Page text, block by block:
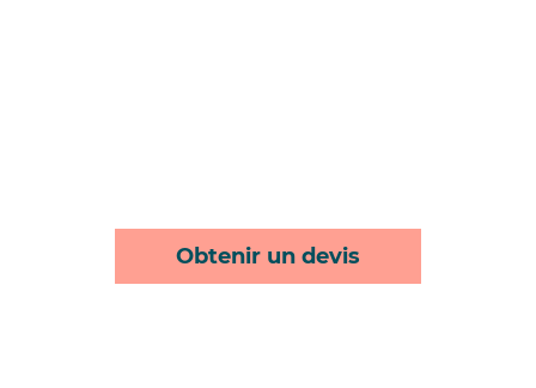
Obtenir un devis